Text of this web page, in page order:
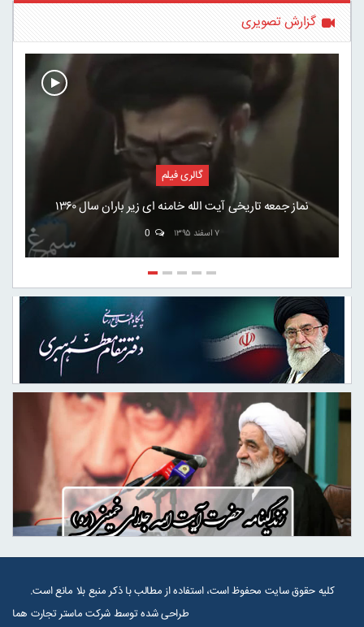
گزارش تصویری
گالری فیلم
نماز جمعه تاریخی آیت الله خامنه ای زیر باران سال ۱۳۶۰
۷ اسفند ۱۳۹۵
کلیه حقوق سایت محفوظ است، استفاده از مطالب با ذکر منبع بلا مانع است.
طراحی شده توسط شرکت ماستر تجارت هما